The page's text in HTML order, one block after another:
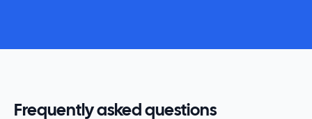
Frequently asked questions